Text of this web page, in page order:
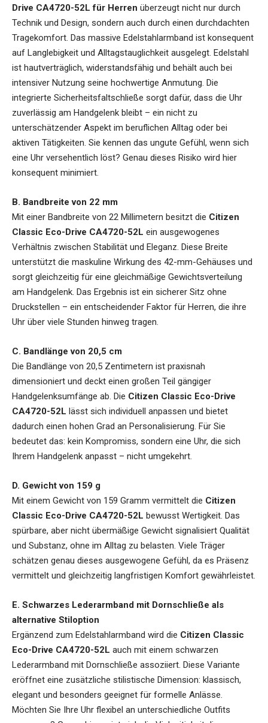
Drive CA4720-52L für Herren überzeugt nicht nur durch
Technik und Design, sondern auch durch einen durchdachten
Tragekomfort. Das massive Edelstahlarmband ist konsequent
auf Langlebigkeit und Alltagstauglichkeit ausgelegt. Edelstahl
ist hautverträglich, widerstandsfähig und behält auch bei
intensiver Nutzung seine hochwertige Anmutung. Die
integrierte Sicherheitsfaltschließe sorgt dafür, dass die Uhr
zuverlässig am Handgelenk bleibt – ein nicht zu
unterschätzender Aspekt im beruflichen Alltag oder bei
aktiven Tätigkeiten. Sie kennen das ungute Gefühl, wenn sich
eine Uhr versehentlich löst? Genau dieses Risiko wird hier
konsequent minimiert.
B. Bandbreite von 22 mm
Mit einer Bandbreite von 22 Millimetern besitzt die Citizen
Classic Eco-Drive CA4720-52L ein ausgewogenes
Verhältnis zwischen Stabilität und Eleganz. Diese Breite
unterstützt die maskuline Wirkung des 42-mm-Gehäuses und
sorgt gleichzeitig für eine gleichmäßige Gewichtsverteilung
am Handgelenk. Das Ergebnis ist ein sicherer Sitz ohne
Druckstellen – ein entscheidender Faktor für Herren, die ihre
Uhr über viele Stunden hinweg tragen.
C. Bandlänge von 20,5 cm
Die Bandlänge von 20,5 Zentimetern ist praxisnah
dimensioniert und deckt einen großen Teil gängiger
Handgelenksumfänge ab. Die Citizen Classic Eco-Drive
CA4720-52L lässt sich individuell anpassen und bietet
dadurch einen hohen Grad an Personalisierung. Für Sie
bedeutet das: kein Kompromiss, sondern eine Uhr, die sich
Ihrem Handgelenk anpasst – nicht umgekehrt.
D. Gewicht von 159 g
Mit einem Gewicht von 159 Gramm vermittelt die Citizen
Classic Eco-Drive CA4720-52L bewusst Wertigkeit. Das
spürbare, aber nicht übermäßige Gewicht signalisiert Qualität
und Substanz, ohne im Alltag zu belasten. Viele Träger
schätzen genau dieses ausgewogene Gefühl, da es Präsenz
vermittelt und gleichzeitig langfristigen Komfort gewährleistet.
E. Schwarzes Lederarmband mit Dornschließe als
alternative Stiloption
Ergänzend zum Edelstahlarmband wird die Citizen Classic
Eco-Drive CA4720-52L auch mit einem schwarzen
Lederarmband mit Dornschließe assoziiert. Diese Variante
eröffnet eine zusätzliche stilistische Dimension: klassisch,
elegant und besonders geeignet für formelle Anlässe.
Möchten Sie Ihre Uhr flexibel an unterschiedliche Outfits